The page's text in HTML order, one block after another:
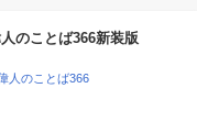
のことば366新装版
人のことば366